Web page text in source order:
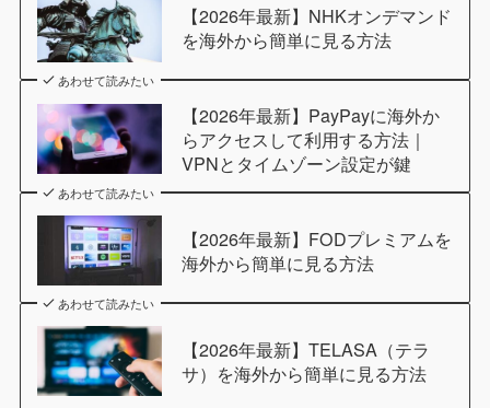
【2026年最新】NHKオンデマンド
を海外から簡単に見る方法
あわせて読みたい
【2026年最新】PayPayに海外か
らアクセスして利用する方法｜
VPNとタイムゾーン設定が鍵
あわせて読みたい
【2026年最新】FODプレミアムを
海外から簡単に見る方法
あわせて読みたい
【2026年最新】TELASA（テラ
サ）を海外から簡単に見る方法